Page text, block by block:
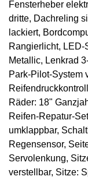
Fensterheber
dritte, Dachreling
lackiert,
Rangierlicht, LED-
Metallic, Lenkrad
Park-Pilot-System
Räder: 18"
Reifen-Repatur-
umklappbar,
Regensensor,
Servolenkung,
verstellbar, Sitze: